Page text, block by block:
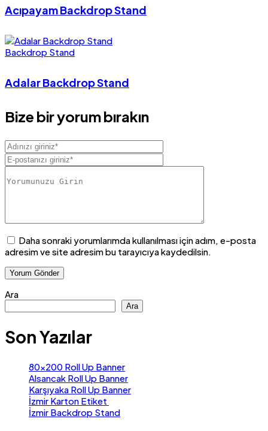
Acıpayam Backdrop Stand
Backdrop Stand
Adalar Backdrop Stand
Bize bir yorum bırakın
Daha sonraki yorumlarımda kullanılması için adım, e-posta
adresim ve site adresim bu tarayıcıya kaydedilsin.
Ara
Ara
Son Yazılar
80×200 Roll Up Banner
Alsancak Roll Up Banner
Karşıyaka Roll Up Banner
İzmir Karton Etiket
İzmir Backdrop Stand